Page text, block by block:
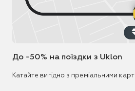
До -50% на поїздки з Uklon
Катайте вигідно з преміальними